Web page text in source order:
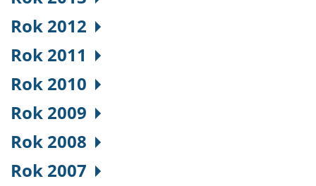
Rok 2012
Rok 2011
Rok 2010
Rok 2009
Rok 2008
Rok 2007